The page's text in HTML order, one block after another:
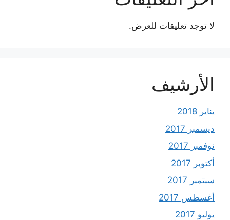
لا توجد تعليقات للعرض.
الأرشيف
يناير 2018
ديسمبر 2017
نوفمبر 2017
أكتوبر 2017
سبتمبر 2017
أغسطس 2017
يوليو 2017